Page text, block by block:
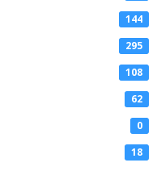
144
295
108
62
0
18